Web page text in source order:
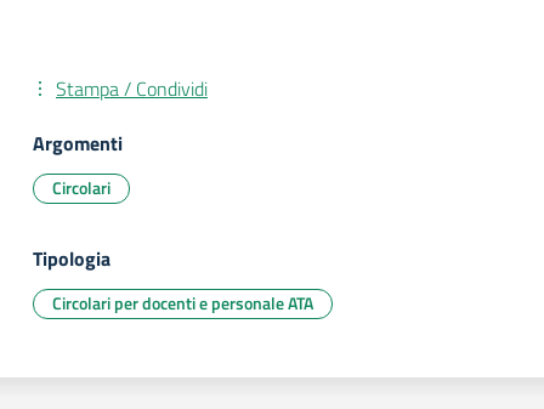
Stampa / Condividi
Argomenti
Circolari
Tipologia
Circolari per docenti e personale ATA